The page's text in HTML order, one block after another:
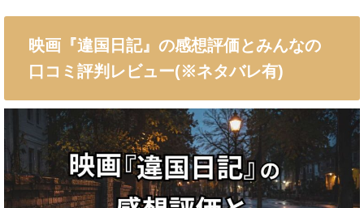
映画『違国日記』の感想評価とみんなの
口コミ評判レビュー(※ネタバレ有)